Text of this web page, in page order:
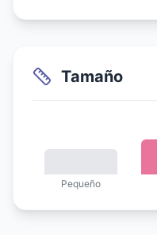
Tamaño
Pequeño